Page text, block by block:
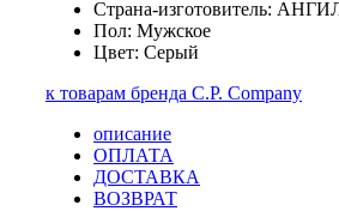
Страна-изготовитель:
Пол: Мужское
Цвет: Серый
к товарам бренда C.P. Company
описание
ОПЛАТА
ДОСТАВКА
ВОЗВРАТ